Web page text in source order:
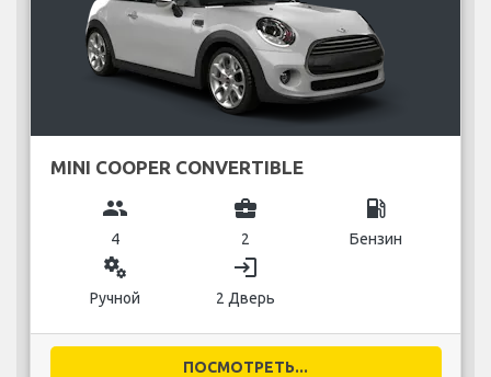
MINI COOPER CONVERTIBLE
group
4
business_center
2
local_gas_station
Бензин
miscellaneous_services
Ручной
login
2 Дверь
ПОСМОТРЕТЬ...